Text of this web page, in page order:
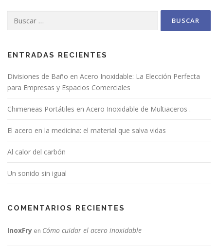
ENTRADAS RECIENTES
Divisiones de Baño en Acero Inoxidable: La Elección Perfecta
para Empresas y Espacios Comerciales
Chimeneas Portátiles en Acero Inoxidable de Multiaceros .
El acero en la medicina: el material que salva vidas
Al calor del carbón
Un sonido sin igual
COMENTARIOS RECIENTES
InoxFry en Cómo cuidar el acero inoxidable